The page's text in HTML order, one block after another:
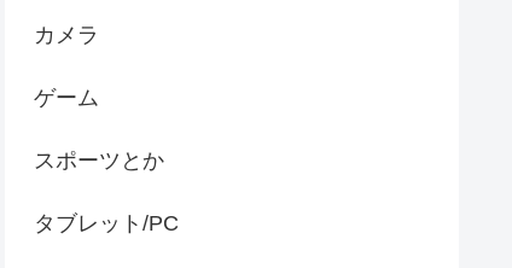
カメラ
ゲーム
スポーツとか
タブレット/PC